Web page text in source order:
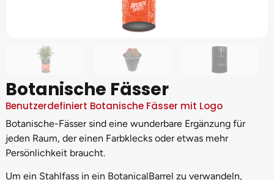
Botanische Fässer
Benutzerdefiniert Botanische Fässer mit Logo
Botanische-Fässer sind eine wunderbare Ergänzung für
jeden Raum, der einen Farbklecks oder etwas mehr
Persönlichkeit braucht.
Um ein Stahlfass in ein BotanicalBarrel zu verwandeln,